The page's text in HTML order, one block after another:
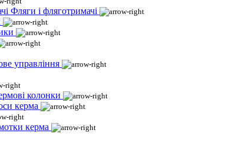
Фляги і фляготримачі
управління
колонки
керма
керма